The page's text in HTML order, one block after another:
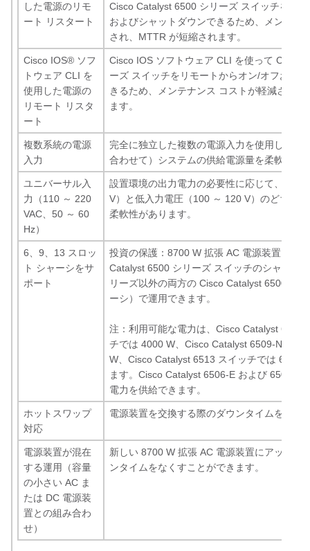
した電源のリモ
ート リスタート
Cisco Catalyst 6500 シリーズ スイッチをリ
およびシャットダウンできるため、メンテナ
され、MTTR が短縮されます。
Cisco IOS® ソフ
トウェア CLI を
使用した電源の
リモート リスタ
ート
Cisco IOS ソフトウェア CLI を使って Cisco
ーズ スイッチをリモートからオン/オフおよ
きるため、メンテナンス コストが軽減され
ます。
複数系統の電源
入力
完全に独立した複数の電源入力を使用し、必
合わせて）システムの供給電源量を柔軟に拡
ユニバーサル入
力（110 ～ 220
VAC、50 ～ 60
Hz）
設置環境の出力電力の必要性に応じて、高入
V）と低入力電圧（100 ～ 120 V）のどちら
柔軟性があります。
6、9、13 スロッ
ト シャーシをサ
ポート
投資の保護：8700 W 拡張 AC 電源装置は、
Catalyst 6500 シリーズ スイッチのシャーシ
リーズ以外の両方の Cisco Catalyst 6500 シ
ーシ）で運用できます。
注：利用可能な電力は、Cisco Catalyst 6506
チでは 4000 W、Cisco Catalyst 6509-NEB-A
W、Cisco Catalyst 6513 スイッチでは 6000
ます。Cisco Catalyst 6506-E および 6509-E
電力を供給できます。
ホットスワップ
対応
電源装置を交換する際のダウンタイムをなく
電源装置が混在
する運用（容量
の小さい AC ま
たは DC 電源装
置との組み合わ
せ）
新しい 8700 W 拡張 AC 電源装置にアップグ
ンタイムをなくすことができます。